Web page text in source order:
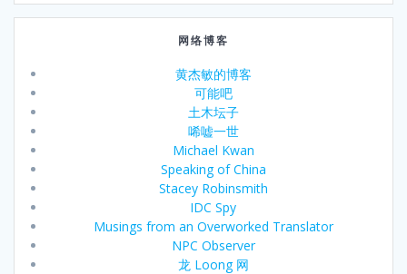
网络博客
黄杰敏的博客
可能吧
土木坛子
唏嘘一世
Michael Kwan
Speaking of China
Stacey Robinsmith
IDC Spy
Musings from an Overworked Translator
NPC Observer
龙 Loong 网